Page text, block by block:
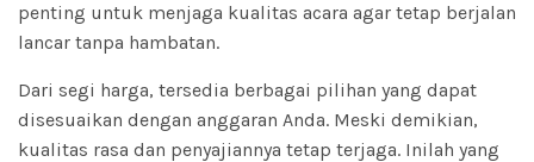
penting untuk menjaga kualitas acara agar tetap berjalan
lancar tanpa hambatan.
Dari segi harga, tersedia berbagai pilihan yang dapat
disesuaikan dengan anggaran Anda. Meski demikian,
kualitas rasa dan penyajiannya tetap terjaga. Inilah yang